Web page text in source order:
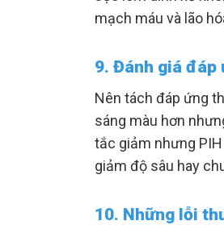
mạch máu và lão
9. Đánh giá đáp
Nên tách đáp ứng
sáng màu hơn
tắc giảm nhưng
giảm độ sâu hay
10. Những lỗi